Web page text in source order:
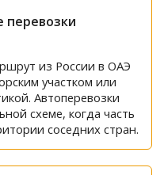
из России в ОАЭ
участком или
Автоперевозки
схеме, когда часть
соседних стран.